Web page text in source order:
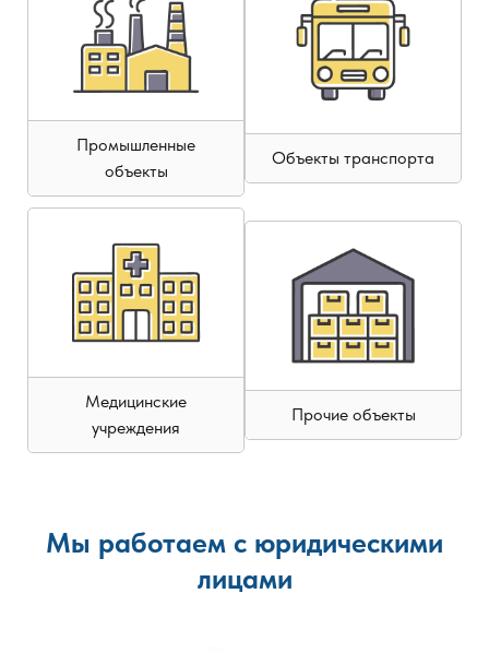
Промышленные
объекты
Объекты транспорта
Медицинские
учреждения
Прочие объекты
Мы работаем с юридическими
лицами